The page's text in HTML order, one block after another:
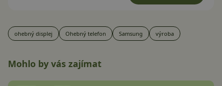
ohebný displej Ohebný telefon Samsung výroba
Mohlo by vás zajímat